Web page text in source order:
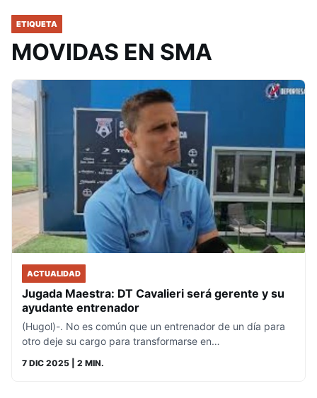
ETIQUETA
MOVIDAS EN SMA
ACTUALIDAD
Jugada Maestra: DT Cavalieri será gerente y su
ayudante entrenador
(Hugol)-. No es común que un entrenador de un día para
otro deje su cargo para transformarse en…
7 DIC 2025 | 2 MIN.